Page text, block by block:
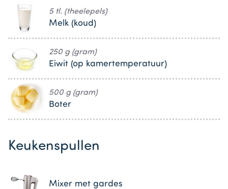
5 tl. (theelepels)
Melk (koud)
250 g (gram)
Eiwit (op kamertemperatuur)
500 g (gram)
Boter
Keukenspullen
Mixer met gardes